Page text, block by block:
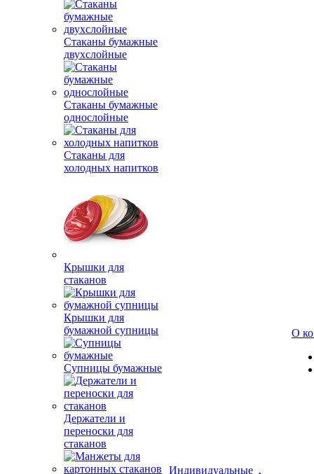
Стаканы бумажные
двухслойные
Стаканы бумажные
однослойные
Стаканы для
холодных напитков
Крышки для
стаканов
Крышки для
бумажной супницы
Супницы бумажные
Держатели и
переноски для
стаканов
Индивидуальные
О